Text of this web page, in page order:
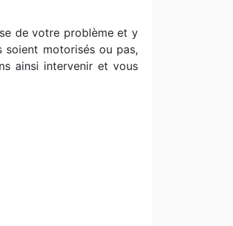
de votre problème et y
soient motorisés ou pas,
ainsi intervenir et vous